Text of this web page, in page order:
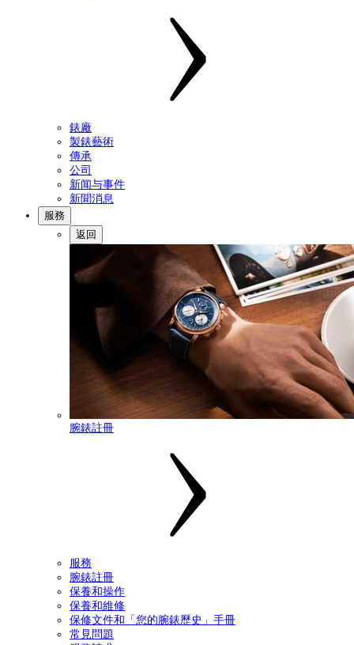
錶廠
製錶藝術
傳承
公司
新闻与事件
新聞消息
服務
返回
腕錶註冊
服務
腕錶註冊
保養和操作
保養和維修
保修文件和「您的腕錶歷史」手冊
常見問題